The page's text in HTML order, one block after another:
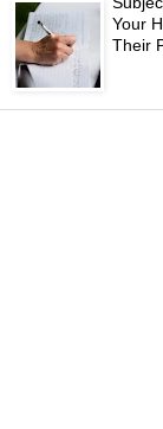
Your
Their